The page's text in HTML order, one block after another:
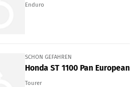
Enduro
SCHON GEFAHREN
Honda ST 1100 Pan European
Tourer